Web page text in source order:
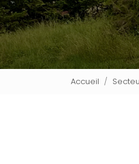
Accueil